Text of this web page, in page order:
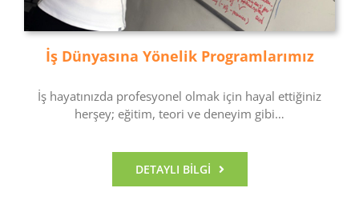
İş Dünyasına Yönelik Programlarımız
İş hayatınızda profesyonel olmak için hayal ettiğiniz
herşey; eğitim, teori ve deneyim gibi…
DETAYLI BILGI